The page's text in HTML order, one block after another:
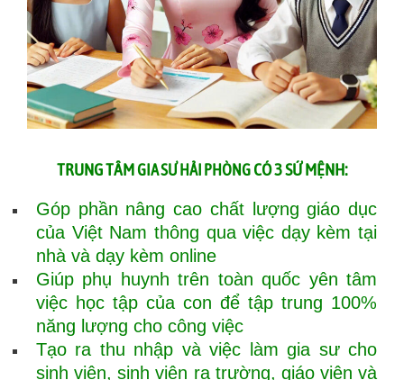
TRUNG TÂMGIA SƯ HẢI PHÒNGCÓ 3 SỨ MỆNH:
Góp phần nâng cao chất lượng giáo dục
của Việt Nam thông qua việc dạy kèm tại
nhà và dạy kèm online
Giúp phụ huynh trên toàn quốc yên tâm
việc học tập của con để tập trung 100%
năng lượng cho công việc
Tạo ra thu nhập và việc làm gia sư cho
sinh viên, sinh viên ra trường, giáo viên và